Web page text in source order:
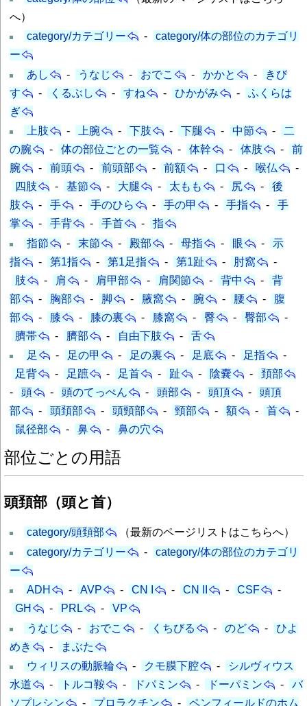
へ）
category/カテゴリー
-
category/体の部位のカテゴリ
ー
あし
- うなじ - おでこ - かかと -
きび
す
- くるぶし - すね - ひかがみ -
ふくらは
ぎ
上肢
- 上腕 - 下肢 - 下腿 - 中節 -
二
の腕
- 体の部位ごとの一覧 - 体幹 - 体肢 -
前
腕
- 前頭 - 前頭部 - 前額 - 口 - 喉仏
-
四肢
- 基節 - 大腿 - 太もも - 尻 -
後
肢
- 手 - 手のひら - 手の甲 - 手指 -
手
掌
- 手背 - 手首 -
指
指節
- 末節 - 殿部 - 母指 - 眼 -
示
指
- 第1指 - 第1足指 - 第1趾 - 肘窩
-
肢
- 肩 - 肩甲部 - 肩関節 - 背中 -
背
部
- 胸部 - 脚 - 腋窩 - 腕 - 腰 -
腹
部
- 膝 - 膝の裏 - 膝窩 - 臀 - 臀部
-
臍帯
- 臍部 - 自由下肢 -
舌
足
- 足の甲 - 足の裏 - 足底 - 足指
-
足背
- 足蹠 - 足首 - 趾 - 陰嚢 -
頚部
-
頭 - 頭のてっぺん - 頭部 - 頭頂 -
頭頂
部
- 頭頚部 - 頭頸部 - 頸部 - 額 - 首
-
鼠径部
- 鼻 - 鼻の穴
部位ごとの用語
頭頚部（頭と首）
category/頭頚部
（最新のページリストはこちらへ）
category/カテゴリー
-
category/体の部位のカテゴリ
ー
ADH
- AVP - CN I - CN II - CSF
-
GH
- PRL -
VP
うなじ
- おでこ - くちびる - のど -
ひよ
めき
-
まぶた
ウィリスの動脈輪
- クモ膜下腔 -
シルヴィウス
水道
- トルコ鞍 - ドパミン - ドーパミン -
バ
ソプレシン
- プロラクチン - ペンフィールドのホム